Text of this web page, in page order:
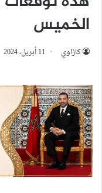
الخميس
كازاوي 11 أبريل، 2024